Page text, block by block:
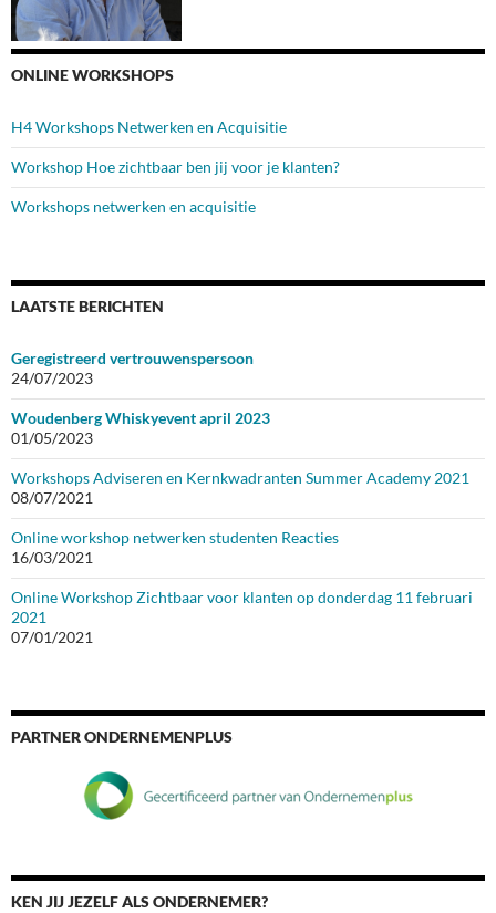
ONLINE WORKSHOPS
H4 Workshops Netwerken en Acquisitie
Workshop Hoe zichtbaar ben jij voor je klanten?
Workshops netwerken en acquisitie
LAATSTE BERICHTEN
Geregistreerd vertrouwenspersoon
24/07/2023
Woudenberg Whiskyevent april 2023
01/05/2023
Workshops Adviseren en Kernkwadranten Summer Academy 2021
08/07/2021
Online workshop netwerken studenten Reacties
16/03/2021
Online Workshop Zichtbaar voor klanten op donderdag 11 februari
2021
07/01/2021
PARTNER ONDERNEMENPLUS
KEN JIJ JEZELF ALS ONDERNEMER?